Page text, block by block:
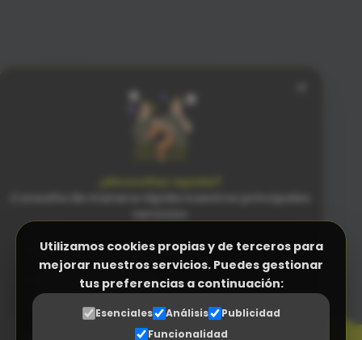
Utilizamos cookies propias y de terceros para
mejorar nuestros servicios. Puedes gestionar
tus preferencias a continuación:
Esenciales Análisis
Publicidad
Funcionalidad
PENSADOPARA LAS PERSONAS
SENCILLEZ SIN RIVAL
Facturación Electrónica (Verifactu)
Programa Control Horario
Programa a medida (ERP empresas)